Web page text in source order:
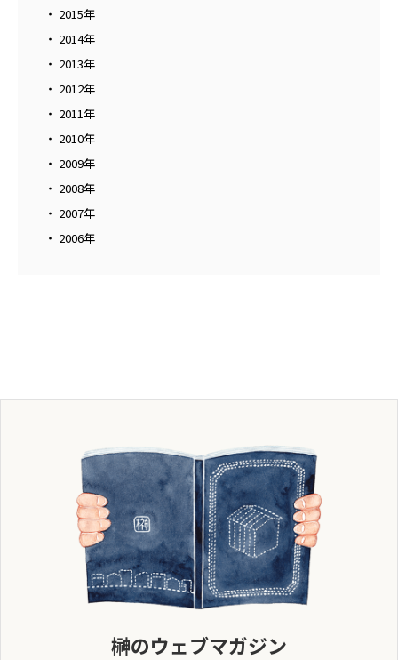
2015年
2014年
2013年
2012年
2011年
2010年
2009年
2008年
2007年
2006年
榊のウェブマガジン